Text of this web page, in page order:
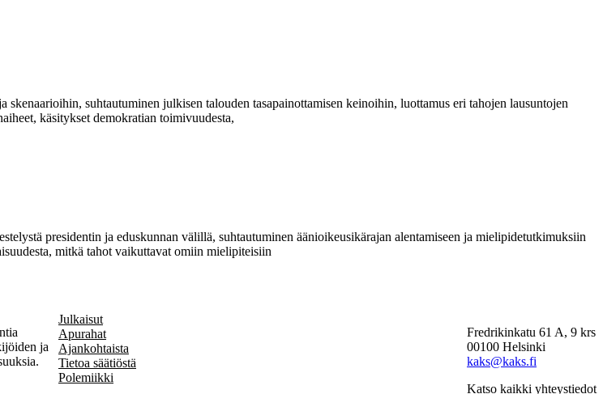
suhtautuminen julkisen talouden tasapainottamisen keinoihin, luottamus eri tahojen lausuntojen
käsitykset demokratian toimivuudesta,
presidentin ja eduskunnan välillä, suhtautuminen äänioikeusikärajan alentamiseen ja mielipidetutkimuksiin
mitkä tahot vaikuttavat omiin mielipiteisiin
ja
Julkaisut
Apurahat
Ajankohtaista
Tietoa säätiöstä
Polemiikki
Fredrikinkatu 61 A, 9 krs
00100 Helsinki
kaks@kaks.fi
Katso kaikki yhteystiedot